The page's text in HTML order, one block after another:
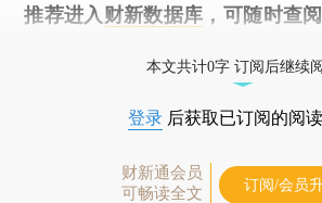
推荐进入 财新数据库 ，可随时查
本文共计0字 订阅后继续
登录 后获取已订阅的阅
财新通会员
可畅读全文
订阅/会员